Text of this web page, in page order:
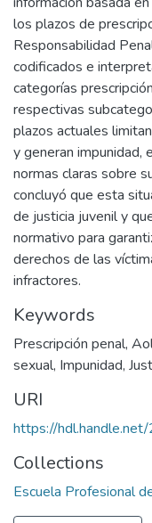
los plazos de
Responsabilidad
codificados e
categorías
respectivas
plazos actuales
y generan impunidad,
normas claras sobre
concluyó que esta
de justicia juvenil y
normativo para
derechos de las
infractores.
Keywords
Prescripción penal,
sexual, Impunidad,
URI
https://
Collections
Escuela Profesional